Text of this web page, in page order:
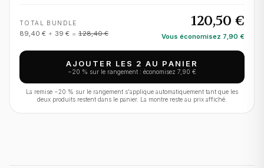
TOTAL BUNDLE
89,40 € + 39 € = 128,40 €
120,50 €
Vous économisez 7,90 €
AJOUTER LES 2 AU PANIER
−20 % sur le rangement : économisez 7,90 €
La remise −20 % sur le rangement s'applique automatiquement tant que les
deux produits restent dans le panier. La montre reste au prix affiché.